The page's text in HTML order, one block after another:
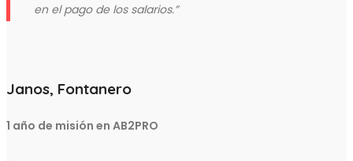
en el pago de los salarios.”
Janos, Fontanero
1 año de misión en AB2PRO